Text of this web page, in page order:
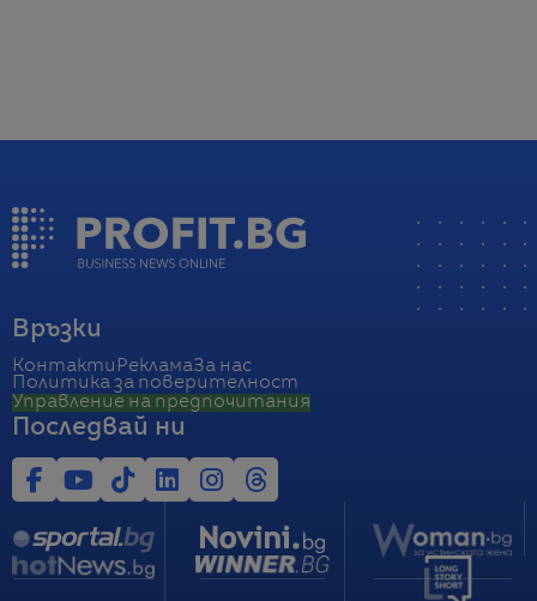
Връзки
Контакти РекламаЗа нас
Политика за поверителност
Управление на предпочитания
Последвай ни